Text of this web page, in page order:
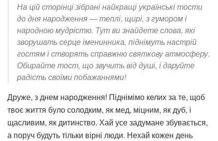
На цій сторінці зібрані найкращі українські тости
до дня народження — теплі, щирі, з гумором і
народною мудрістю. Тут ви знайдете слова, які
зворушать серце іменинника, піднімуть настрій
гостям і створять справжню святкову атмосферу.
Обирайте тост, що звучить від душі, і даруйте
радість своїми побажаннями!
Друже, з днем народження! Піднімімо келих за те, щоб
твоє життя було солодким, як мед, міцним, як дуб, і
щасливим, як дитинство. Хай усе задумане збувається,
а поруч будуть тільки вірні люди. Нехай кожен день